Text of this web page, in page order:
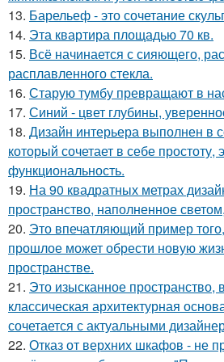
13. Барельеф - это сочетание
14. Эта квартира площадью 70 кв.
15. Всё начинается с сияющего,
расплавленного стекла.
16. Старую тумбу превращают в
17. Синий - цвет глубины,
18. Дизайн интерьера выполнен в
который сочетает в себе простоту,
функциональность.
19. На 90 квадратных метрах
пространство, наполненное
20. Это впечатляющий пример
прошлое может обрести новую
пространстве.
21. Это изысканное пространство,
классическая архитектурная
сочетается с актуальными
22. Отказ от верхних шкафов - не